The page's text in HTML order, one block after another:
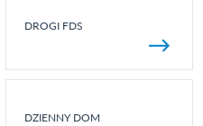
DROGI FDS
DZIENNY DOM